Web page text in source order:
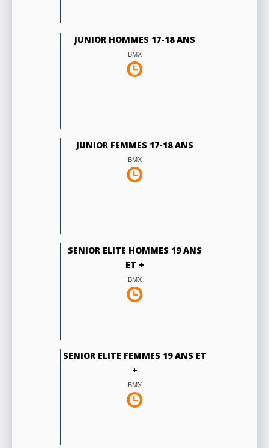
JUNIOR HOMMES 17-18 ANS
BMX
JUNIOR FEMMES 17-18 ANS
BMX
SENIOR ELITE HOMMES 19 ANS
ET +
BMX
SENIOR ELITE FEMMES 19 ANS ET
+
BMX